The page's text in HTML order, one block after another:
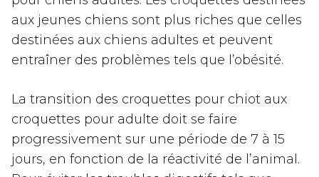
aux jeunes chiens sont plus riches que celles
destinées aux chiens adultes et peuvent
entraîner des problèmes tels que l’obésité.
La transition des croquettes pour chiot aux
croquettes pour adulte doit se faire
progressivement sur une période de 7 à 15
jours, en fonction de la réactivité de l’animal.